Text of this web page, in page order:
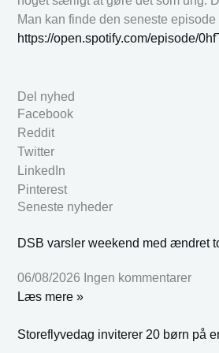
Man kan finde den seneste episode
https://open.spotify.com/episode/
Del nyhed
Facebook
Reddit
Twitter
LinkedIn
Pinterest
Seneste nyheder
DSB varsler weekend med ændret
06/08/2026 Ingen kommentarer
Læs mere »
Storeflyvedag inviterer 20 børn på